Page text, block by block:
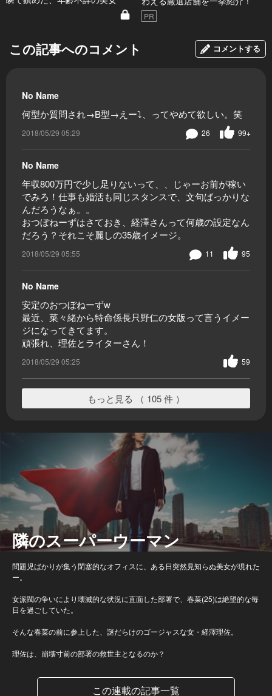
PR
この記事へのコメント コメントする
No Name
何型か質問され→B型→えー⤵️、ってやめて欲しい。笑
2018/05/29 05:29 99+
26
No Name
年収800万円で少し足りないって、、じゃーお前が稼い
でみろ！仕事も婚活も同じスタンスで、文句ばっかりな
んだろうなぁ。。
おつぼねーずはさておき、経澤さんって何歳の設定なん
だろう？それこそ麗しの35歳イメージ。
2018/05/29 05:55 95
11
No Name
安定のおつぼねーずw
最近、菜々緒から特命係長只野仁の女版って言うイメー
ジになってきてます。
頑張れ、理佐とライターさん！
2018/05/29 05:25 59
もっと見る （ 105 件 ）
隣のスーパーウーマン
問題児ばかりが集う閉塞的なオフィスに、ある日突然見知らぬ美女が現れた
ー。
女派閥の争いにより壊滅的な状況に直面した部署で、春菜(25)は絶望的な毎
日を過ごしていた。
そんな春菜の前に参上した、謎だらけのゴージャスな女・経澤理佐。
理佐は、崩壊寸前の部署の救世主となるのか？
この連載の記事一覧